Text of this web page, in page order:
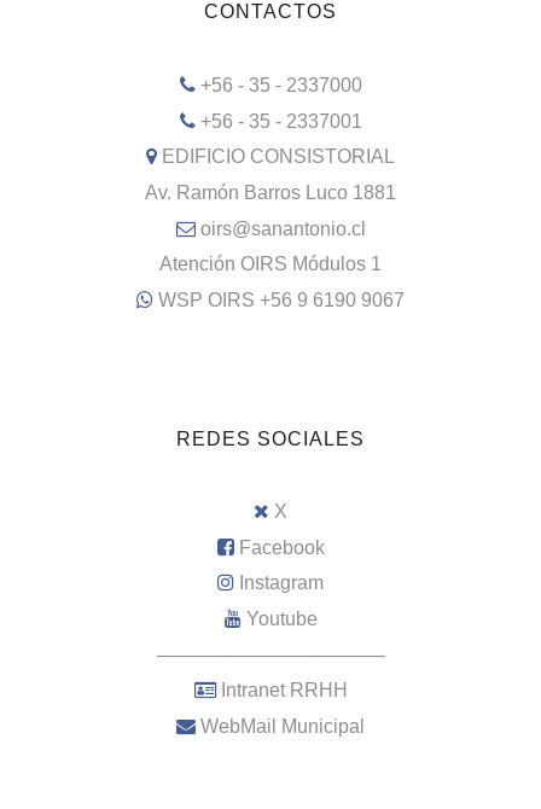
CONTACTOS
+56 - 35 - 2337000
+56 - 35 - 2337001
EDIFICIO CONSISTORIAL
Av. Ramón Barros Luco 1881
oirs@sanantonio.cl
Atención OIRS Módulos 1
WSP OIRS +56 9 6190 9067
REDES SOCIALES
X
Facebook
Instagram
Youtube
–––––––––––––––––––––
Intranet RRHH
WebMail Municipal